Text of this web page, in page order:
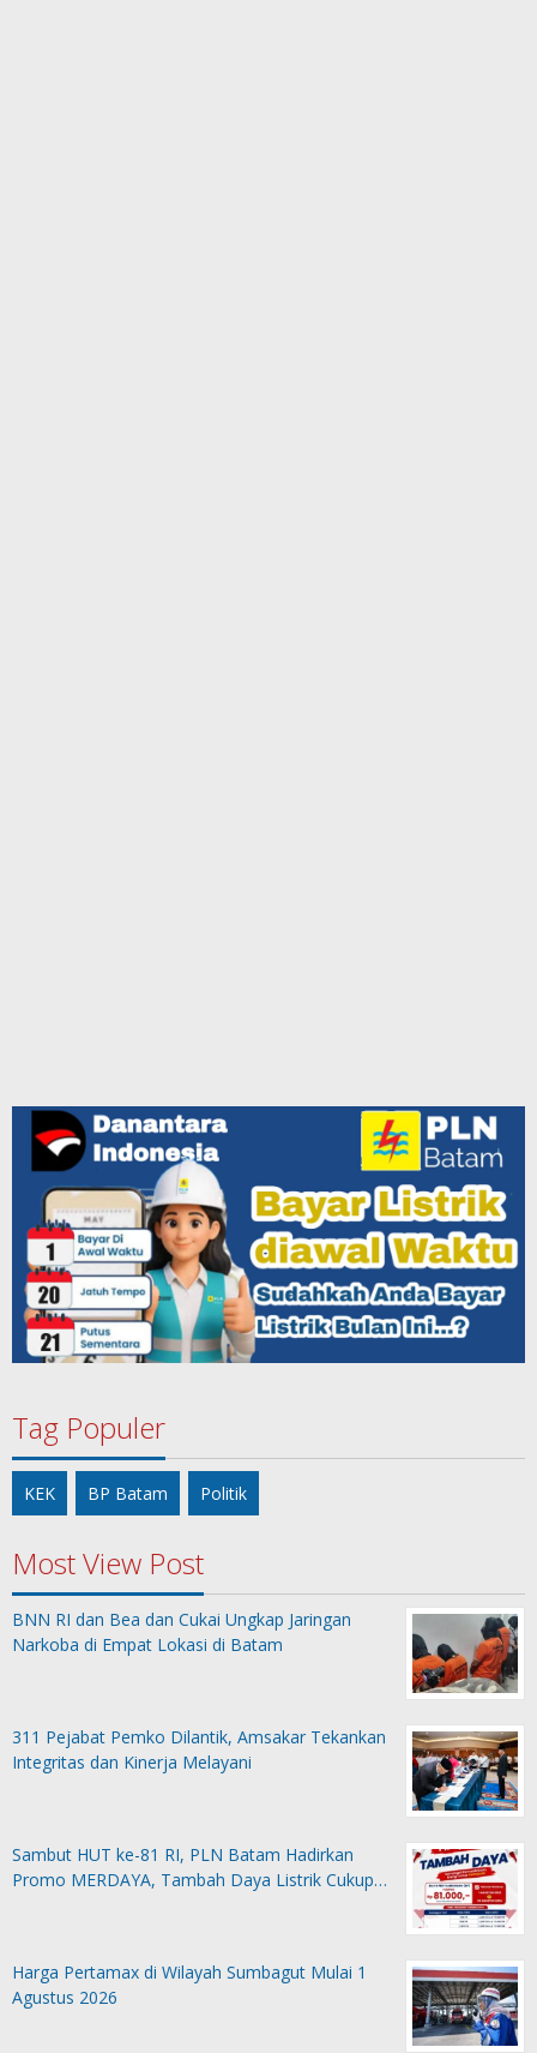
Tag Populer
KEK BP Batam Politik
Most View Post
BNN RI dan Bea dan Cukai Ungkap Jaringan
Narkoba di Empat Lokasi di Batam
311 Pejabat Pemko Dilantik, Amsakar Tekankan
Integritas dan Kinerja Melayani
Sambut HUT ke-81 RI, PLN Batam Hadirkan
Promo MERDAYA, Tambah Daya Listrik Cukup…
Harga Pertamax di Wilayah Sumbagut Mulai 1
Agustus 2026